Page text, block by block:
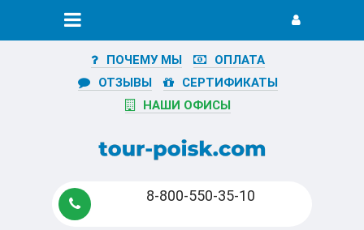
ПОЧЕМУ МЫ
ОПЛАТА
ОТЗЫВЫ
СЕРТИФИКАТЫ
НАШИ ОФИСЫ
8-800-550-35-10